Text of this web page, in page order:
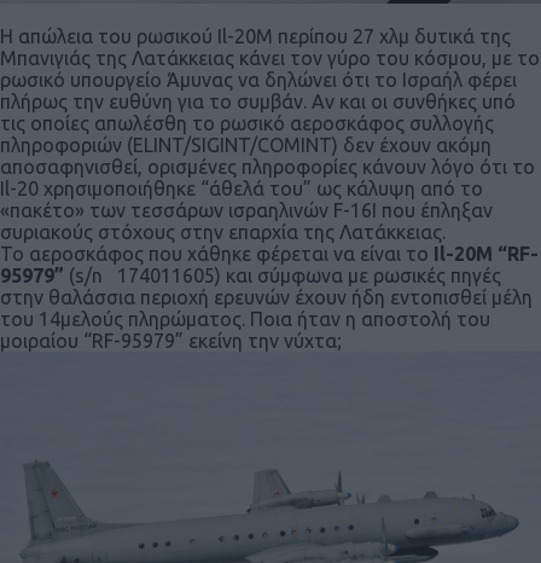
Η απώλεια του ρωσικού Il-20Μ περίπου 27 χλμ δυτικά της
Μπανιγιάς της Λατάκκειας κάνει τον γύρο του κόσμου, με το
ρωσικό υπουργείο Άμυνας να δηλώνει ότι το Ισραήλ φέρει
πλήρως την ευθύνη για το συμβάν. Αν και οι συνθήκες υπό
τις οποίες απωλέσθη το ρωσικό αεροσκάφος συλλογής
πληροφοριών (ELINT/SIGINT/COMINT) δεν έχουν ακόμη
αποσαφηνισθεί, ορισμένες πληροφορίες κάνουν λόγο ότι το
Il-20 χρησιμοποιήθηκε “άθελά του” ως κάλυψη από το
«πακέτο» των τεσσάρων ισραηλινών F-16Ι που έπληξαν
συριακούς στόχους στην επαρχία της Λατάκκειας.
Το αεροσκάφος που χάθηκε φέρεται να είναι το Il-20M “RF-
95979” (s/n 174011605) και σύμφωνα με ρωσικές πηγές
στην θαλάσσια περιοχή ερευνών έχουν ήδη εντοπισθεί μέλη
του 14μελούς πληρώματος. Ποια ήταν η αποστολή του
μοιραίου “RF-95979” εκείνη την νύχτα;